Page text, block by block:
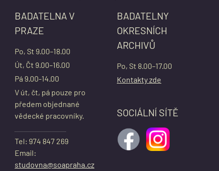
BADATELNA V
PRAZE
Po, St 9.00–18.00
Út, Čt 9.00–16.00
Pá 9.00-14.00
V út, čt, pá pouze pro
předem objednané
vědecké pracovníky.
Tel: 974 847 269
Email:
studovna@soapraha.cz
BADATELNY
OKRESNÍCH
ARCHIVŮ
Po, St 8.00–17.00
Kontakty zde
SOCIÁLNÍ SÍTĚ